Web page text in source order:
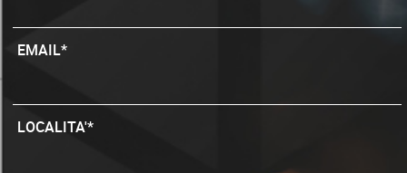
EMAIL*
LOCALITA'*